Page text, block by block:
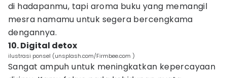
di hadapanmu, tapi aroma buku yang memangil
mesra namamu untuk segera bercengkama
dengannya.
10. Digital detox
ilustrasi ponsel (unsplash.com/Firmbee.com )
Sangat ampuh untuk meningkatkan kepercayaan